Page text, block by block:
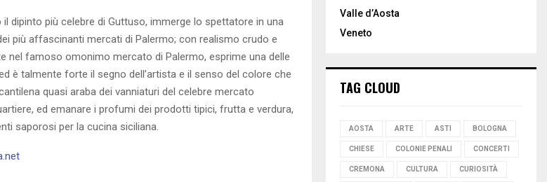
dipinto più celebre di Guttuso, immerge lo spettatore in una
più affascinanti mercati di Palermo; con realismo crudo e
nel famoso omonimo mercato di Palermo, esprime una delle
è talmente forte il segno dell’artista e il senso del colore che
quasi araba dei vanniaturi del celebre mercato
ed emanare i profumi dei prodotti tipici, frutta e verdura,
saporosi per la cucina siciliana.
Valle d’Aosta
Veneto
TAG CLOUD
AOSTA ARTE ASTI BOLOGNA
CHIESE COLONIE PENALI CONCERTI
CREMONA CULTURA CURIOSITÀ